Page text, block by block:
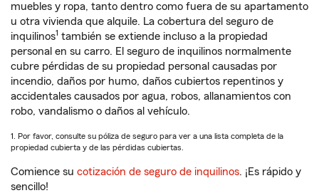
muebles y ropa, tanto dentro como fuera de su apartamento
u otra vivienda que alquile. La cobertura del seguro de
inquilinos1 también se extiende incluso a la propiedad
personal en su carro. El seguro de inquilinos normalmente
cubre pérdidas de su propiedad personal causadas por
incendio, daños por humo, daños cubiertos repentinos y
accidentales causados por agua, robos, allanamientos con
robo, vandalismo o daños al vehículo.
1. Por favor, consulte su póliza de seguro para ver a una lista completa de la
propiedad cubierta y de las pérdidas cubiertas.
Comience su cotización de seguro de inquilinos. ¡Es rápido y
sencillo!